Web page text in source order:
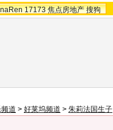
17173 焦点房地产 搜狗
道 > 好莱坞频道 > 朱莉法国生子